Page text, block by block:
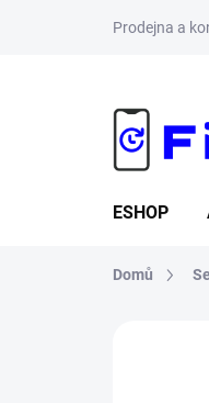
Prodejna a
ESHOP
Domů